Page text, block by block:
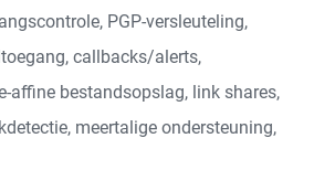
PGP-versleuteling,
callbacks/alerts,
affine bestandsopslag, link shares,
meertalige ondersteuning,